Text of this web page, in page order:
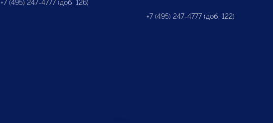
+7 (495) 247-4777 (доб. 126)
+7 (495) 247-4777 (доб. 122)